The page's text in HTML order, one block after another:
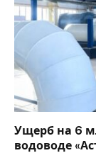
Ущерб на 6
водоводе